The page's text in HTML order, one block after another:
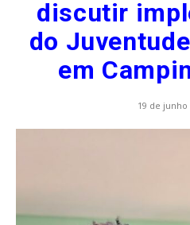
discutir
do
em
19 de junho